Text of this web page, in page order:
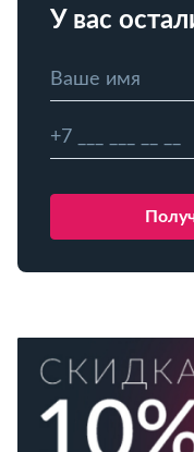
У вас